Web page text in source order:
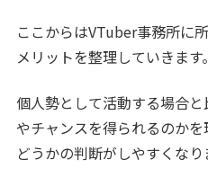
ここからはVTuber事務所に
メリットを整理していきます。
個人勢として活動する場合
やチャンスを得られるのか
どうかの判断がしやすくなり